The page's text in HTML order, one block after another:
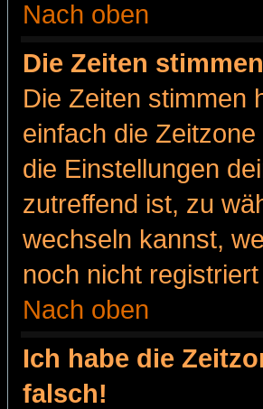
Nach oben
Die Zeiten
Die Zeiten stimmen
einfach die
die Einstellungen
zutreffend ist, zu
wechseln kannst,
noch nicht
Nach oben
Ich habe die
falsch!